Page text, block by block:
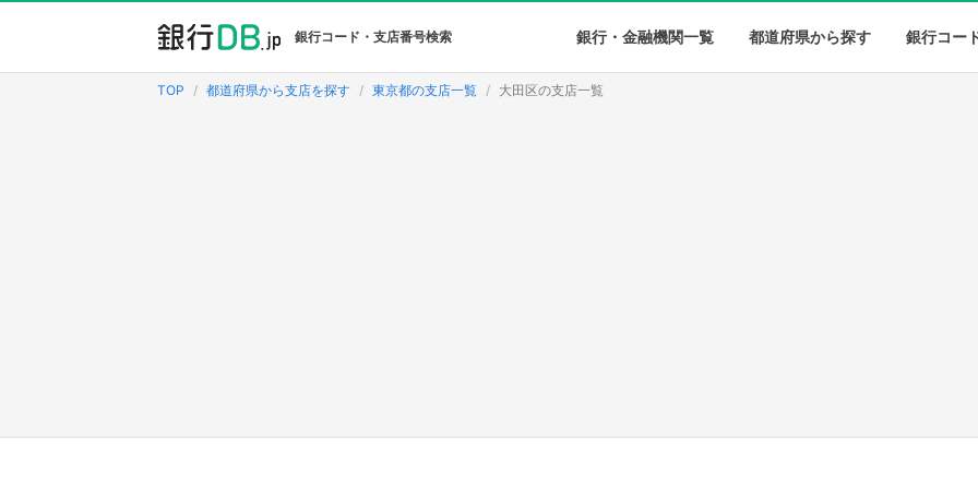
銀行コード・支店番号検索 銀行・金融機関一覧 都道府県から探す 銀行コー
TOP 都道府県から支店を探す 東京都の支店一覧 大田区の支店一覧